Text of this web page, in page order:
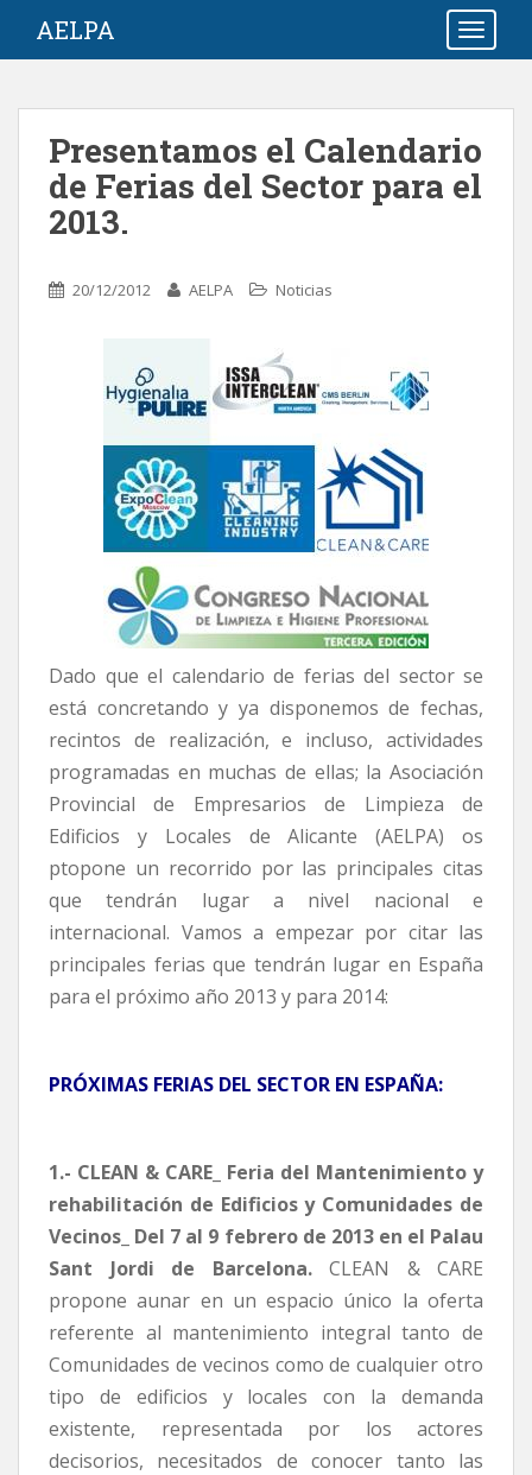
i
AELPA
Presentamos el Calendario
de Ferias del Sector para el
2013.
20/12/2012 AELPA Noticias
Dado que el calendario de ferias del sector se
está concretando y ya disponemos de fechas,
recintos de realización, e incluso, actividades
programadas en muchas de ellas; la Asociación
Provincial de Empresarios de Limpieza de
Edificios y Locales de Alicante (AELPA) os
ptopone un recorrido por las principales citas
que tendrán lugar a nivel nacional e
internacional. Vamos a empezar por citar las
principales ferias que tendrán lugar en España
para el próximo año 2013 y para 2014:
PRÓXIMAS FERIAS DEL SECTOR EN ESPAÑA:
1.- CLEAN & CARE_ Feria del Mantenimiento y
rehabilitación de Edificios y Comunidades de
Vecinos_ Del 7 al 9 febrero de 2013 en el Palau
Sant Jordi de Barcelona. CLEAN & CARE
propone aunar en un espacio único la oferta
referente al mantenimiento integral tanto de
Comunidades de vecinos como de cualquier otro
tipo de edificios y locales con la demanda
existente, representada por los actores
decisorios, necesitados de conocer tanto las